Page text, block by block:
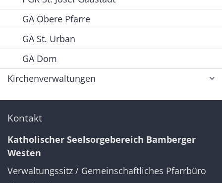
GA Obere Pfarre
GA St. Urban
GA Dom
Kirchenverwaltungen
Kontakt
Katholischer Seelsorgebereich Bamberger
Westen
Verwaltungssitz / Gemeinschaftliches Pfarrbüro